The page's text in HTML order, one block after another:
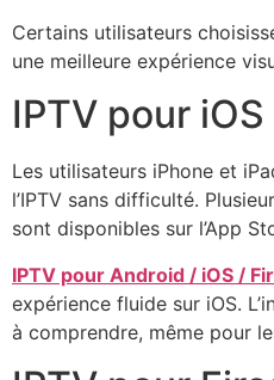
Certains utilisateurs
une meilleure expérience
IPTV pour iOS
Les utilisateurs iPhone et
l’IPTV sans difficulté.
sont disponibles sur l’App
IPTV pour Android / iOS /
expérience fluide sur iOS.
à comprendre, même pour